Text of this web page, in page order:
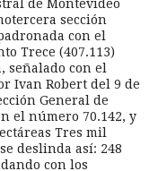
de Montevideo
sección
con el
Trece (407.113)
señalado con el
Ivan Robert del 9 de
General de
el número 70.142, y
Tres mil
deslinda así: 248
con los